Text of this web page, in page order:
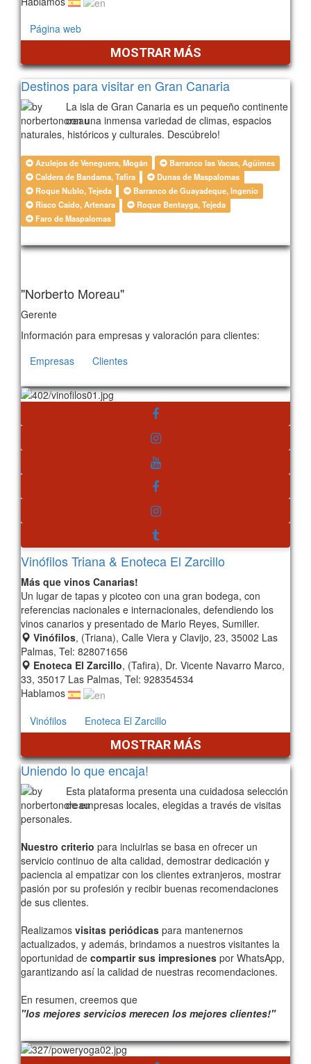
Página web
MOSTRAR MÁS
Destinos para visitar en Gran Canaria
La isla de Gran Canaria es un pequeño continente
con una inmensa variedad de climas, espacios
naturales, históricos y culturales. Descúbrelo!
Azulejos de Veneguera, Mogán
Barranco las Vacas, Agüimes
Caldera de Bandama, Tafira
Dunas de Maspalomas
Roque Nublo, Tejeda
Barranco de Guayadeque, Ingenio
Risco Caído, Artenara
Roque Bentayga, Tejeda
Faro de Maspalomas
"Norberto Moreau"
Gerente
Información para empresas y valoración para clientes:
Empresas
Clientes
Vinófilos Triana & Enoteca El Zarcillo
Más que vinos Canarias!
Un lugar de tapas y picoteo con una gran bodega, con
referencias nacionales e internacionales, defendiendo los
vinos canarios y presentado de Mario Reyes, Sumiller.
Vinófilos, (Triana), Calle Viera y Clavijo, 23, 35002 Las
Palmas, Tel: 828071656
Enoteca El Zarcillo, (Tafira), Dr. Vicente Navarro Marco,
33, 35017 Las Palmas, Tel: 928354534
Hablamos
Vinófilos
Enoteca El Zarcillo
MOSTRAR MÁS
Uniendo lo que encaja!
Esta plataforma presenta una cuidadosa selección
de empresas locales, elegidas a través de visitas
personales.
Nuestro criterio para incluirlas se basa en ofrecer un
servicio continuo de alta calidad, demostrar dedicación y
paciencia al empatizar con los clientes extranjeros, mostrar
pasión por su profesión y recibir buenas recomendaciones
de sus clientes.
Realizamos visitas periódicas para mantenernos
actualizados, y además, brindamos a nuestros visitantes la
oportunidad de compartir sus impresiones por WhatsApp,
garantizando así la calidad de nuestras recomendaciones.
En resumen, creemos que
"los mejores servicios merecen los mejores clientes!"